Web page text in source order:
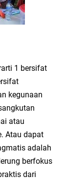
1 bersifat
kegunaan
atau
. Atau dapat
adalah
berfokus
dari